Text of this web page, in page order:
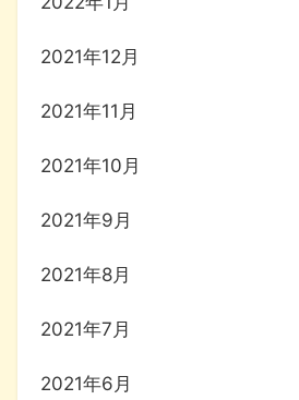
2021年12月
2021年11月
2021年10月
2021年9月
2021年8月
2021年7月
2021年6月